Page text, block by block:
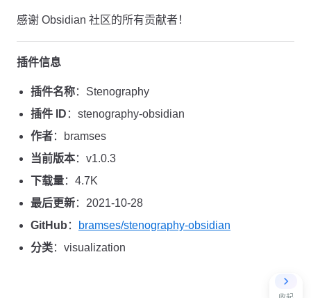
感谢 Obsidian 社区的所有贡献者！
插件信息
插件名称：Stenography
插件 ID ：stenography-obsidian
作者：bramses
当前版本：v1.0.3
下载量：4.7K
最后更新：2021-10-28
GitHub ：
bramses/stenography-obsidian
分类：visualization